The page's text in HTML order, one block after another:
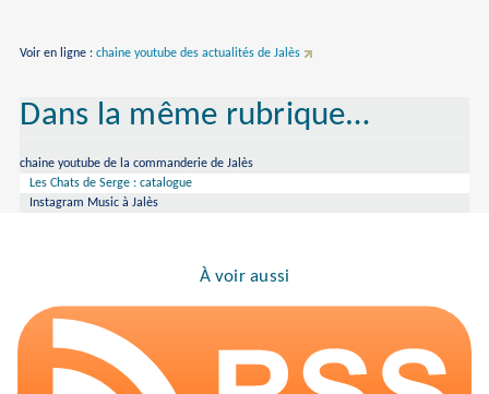
Voir en ligne :chaine youtube des actualités de Jalès
Dans la même rubrique…
chaine youtube de la commanderie de Jalès
Les Chats de Serge : catalogue
Instagram Music à Jalès
À voir aussi